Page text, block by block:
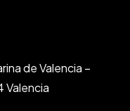
de Valencia –
Valencia